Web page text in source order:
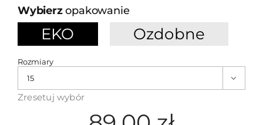
opakowanie
EKO Ozdobne
Rozmiary

Zresetuj wybór